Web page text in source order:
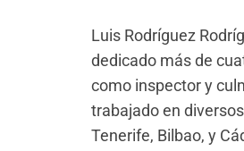
Luis Rodríguez
dedicado más de
como inspector y
trabajado en
Tenerife, Bilbao, y